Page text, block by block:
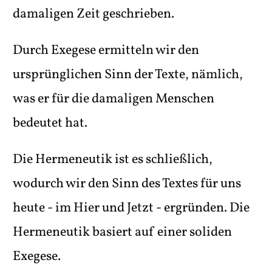
damaligen Zeit geschrieben.
Durch Exegese ermitteln wir den
ursprünglichen Sinn der Texte, nämlich,
was er für die damaligen Menschen
bedeutet hat.
Die Hermeneutik ist es schließlich,
wodurch wir den Sinn des Textes für uns
heute - im Hier und Jetzt - ergründen. Die
Hermeneutik basiert auf einer soliden
Exegese.